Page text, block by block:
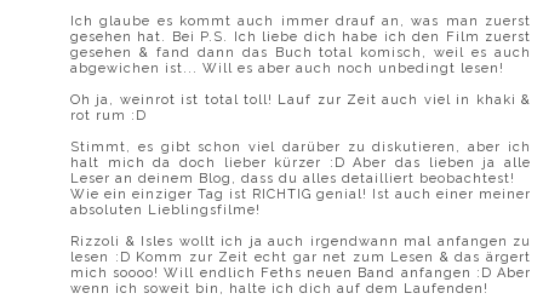
Ich glaube es kommt auch immer drauf an, was man zuerst
gesehen hat. Bei P.S. Ich liebe dich habe ich den Film zuerst
gesehen & fand dann das Buch total komisch, weil es auch
abgewichen ist... Will es aber auch noch unbedingt lesen!
Oh ja, weinrot ist total toll! Lauf zur Zeit auch viel in khaki &
rot rum :D
Stimmt, es gibt schon viel darüber zu diskutieren, aber ich
halt mich da doch lieber kürzer :D Aber das lieben ja alle
Leser an deinem Blog, dass du alles detailliert beobachtest!
Wie ein einziger Tag ist RICHTIG genial! Ist auch einer meiner
absoluten Lieblingsfilme!
Rizzoli & Isles wollt ich ja auch irgendwann mal anfangen zu
lesen :D Komm zur Zeit echt gar net zum Lesen & das ärgert
mich soooo! Will endlich Feths neuen Band anfangen :D Aber
wenn ich soweit bin, halte ich dich auf dem Laufenden!